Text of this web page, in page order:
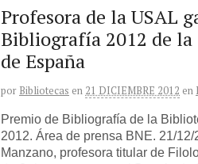
Profesora de la USAL
Bibliografía 2012 de
de España
por Bibliotecas en 21 DICIEMBRE 2012 en
Premio de Bibliografía de la
2012. Área de prensa BNE. 21/
Manzano, profesora titular de